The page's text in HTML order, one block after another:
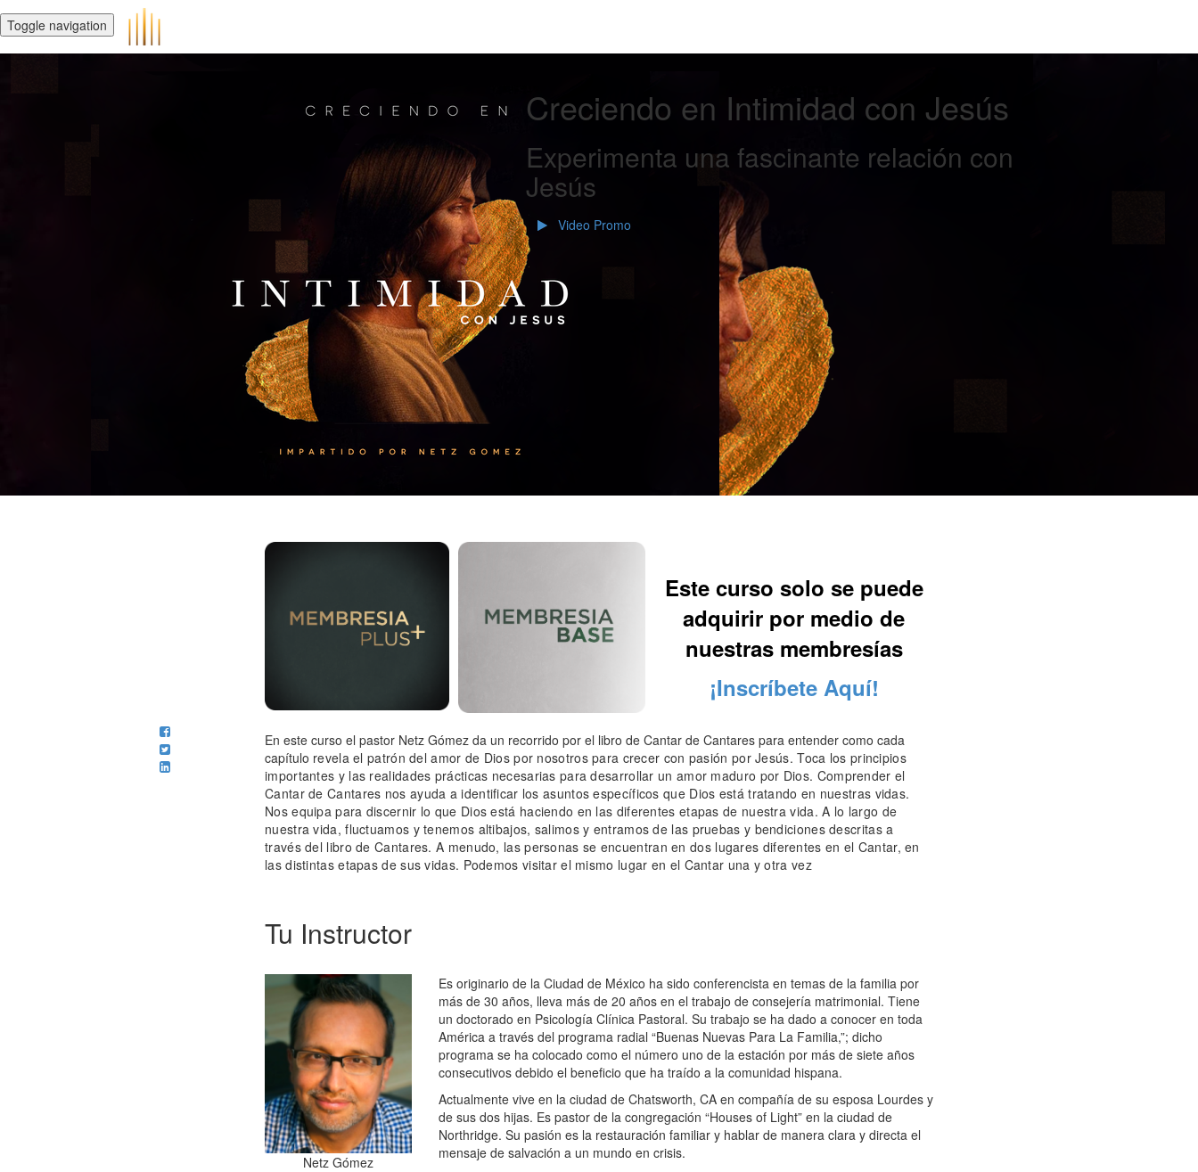
Toggle navigation
Creciendo en Intimidad con Jesús
Experimenta una fascinante relación con
Jesús
Video Promo
Este curso solo se puede
adquirir por medio de
nuestras membresías
¡Inscríbete Aquí!
En este curso el pastor Netz Gómez da un recorrido por el libro de Cantar de Cantares para entender como cada
capítulo revela el patrón del amor de Dios por nosotros para crecer con pasión por Jesús. Toca los principios
importantes y las realidades prácticas necesarias para desarrollar un amor maduro por Dios. Comprender el
Cantar de Cantares nos ayuda a identificar los asuntos específicos que Dios está tratando en nuestras vidas.
Nos equipa para discernir lo que Dios está haciendo en las diferentes etapas de nuestra vida.A lo largo de
nuestra vida, fluctuamos y tenemos altibajos, salimos y entramos de las pruebas y bendiciones descritas a
través del libro de Cantares. A menudo, las personas se encuentran en dos lugares diferentes en el Cantar, en
las distintas etapas de sus vidas. Podemos visitar el mismo lugar en el Cantar una y otra vez
Tu Instructor
Netz Gómez
Es originario de la Ciudad de México ha sido conferencista en temas de la familia por
más de 30 años, lleva más de 20 años en el trabajo de consejería matrimonial. Tiene
un doctorado en Psicología Clínica Pastoral. Su trabajo se ha dado a conocer en toda
América a través del programa radial “Buenas Nuevas Para La Familia,”; dicho
programa se ha colocado como el número uno de la estación por más de siete años
consecutivos debido el beneficio que ha traído a la comunidad hispana.
Actualmente vive en la ciudad de Chatsworth, CA en compañía de su esposa Lourdes y
de sus dos hijas. Es pastor de la congregación “Houses of Light” en la ciudad de
Northridge. Su pasión es la restauración familiar y hablar de manera clara y directa el
mensaje de salvación a un mundo en crisis.